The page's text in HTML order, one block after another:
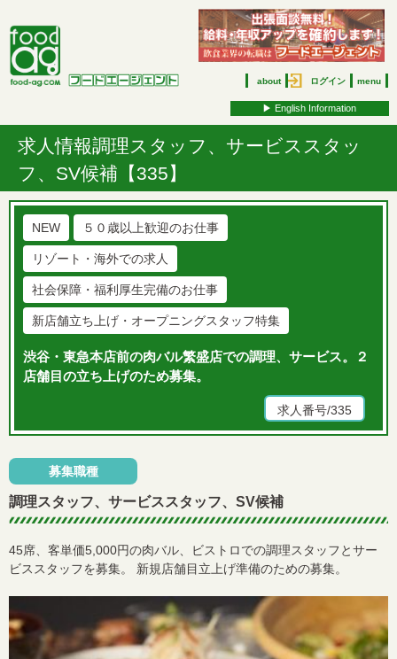
about ログイン menu
▶︎ English Information
求人情報調理スタッフ、サービススタッ
フ、SV候補【335】
NEW ５０歳以上歓迎のお仕事
リゾート・海外での求人
社会保障・福利厚生完備のお仕事
新店舗立ち上げ・オープニングスタッフ特集
渋谷・東急本店前の肉バル繁盛店での調理、サービス。２
店舗目の立ち上げのため募集。
求人番号/335
募集職種
調理スタッフ、サービススタッフ、SV候補
45席、客単価5,000円の肉バル、ビストロでの調理スタッフとサー
ビススタッフを募集。 新規店舗目立上げ準備のための募集。